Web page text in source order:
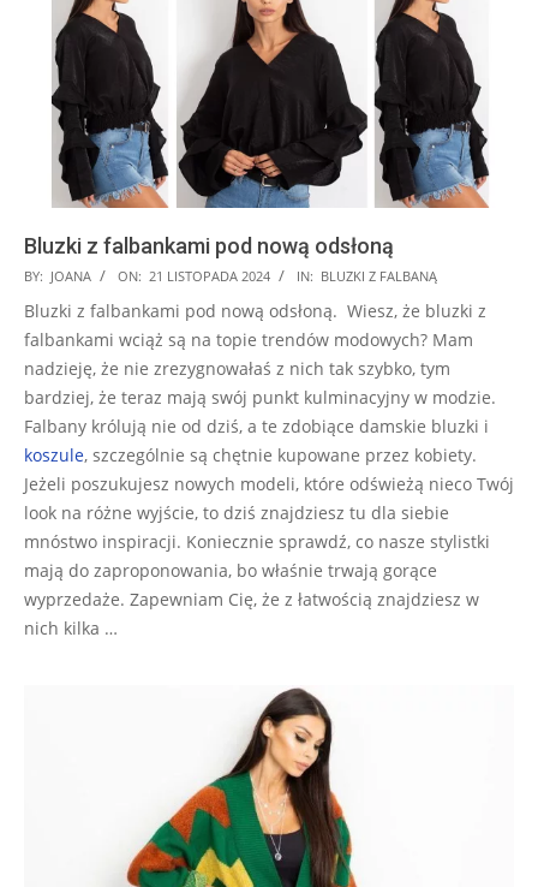
Bluzki z falbankami pod nową odsłoną
2024-
11-
21
BY: JOANA ON: 21 LISTOPADA 2024 IN: BLUZKI Z FALBANĄ
Bluzki z falbankami pod nową odsłoną. Wiesz, że bluzki z
falbankami wciąż są na topie trendów modowych? Mam
nadzieję, że nie zrezygnowałaś z nich tak szybko, tym
bardziej, że teraz mają swój punkt kulminacyjny w modzie.
Falbany królują nie od dziś, a te zdobiące damskie bluzki i
koszule, szczególnie są chętnie kupowane przez kobiety.
Jeżeli poszukujesz nowych modeli, które odświeżą nieco Twój
look na różne wyjście, to dziś znajdziesz tu dla siebie
mnóstwo inspiracji. Koniecznie sprawdź, co nasze stylistki
mają do zaproponowania, bo właśnie trwają gorące
wyprzedaże. Zapewniam Cię, że z łatwością znajdziesz w
nich kilka …